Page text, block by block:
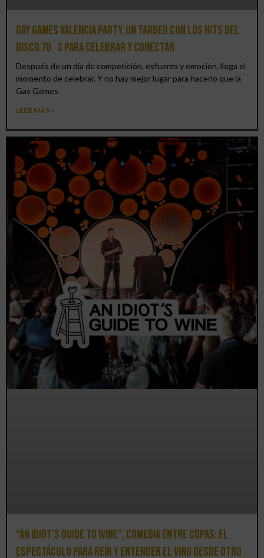
Gay Games Valencia Party, un tardeo con los hits del
DISCO 70´S para celebrar y conectar
Después de un día de competición, esfuerzo y emoción, llega el
momento de celebrar. Y no hay mejor lugar para hacerlo que la
Gay Games
LEER MÁS »
“An Idiot’s Guide to Wine”, comedia entre copas: el
espectáculo para reír y entender el vino desde otro